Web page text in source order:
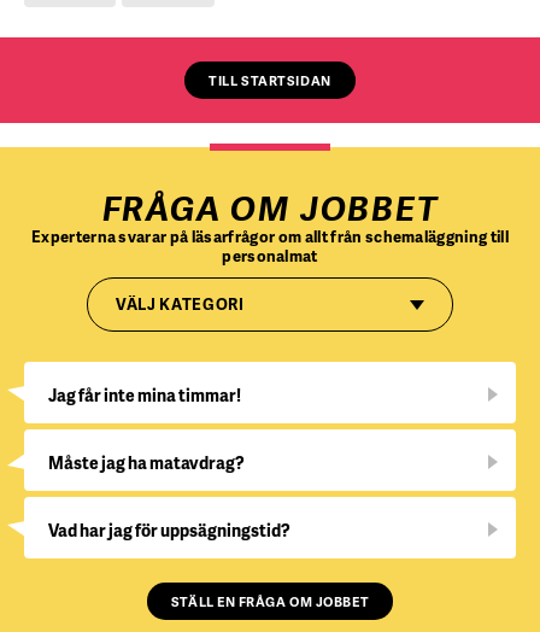
TILL STARTSIDAN
FRÅGA OM JOBBET
Experterna svarar på läsarfrågor om allt från schemaläggning till
personalmat
VÄLJ KATEGORI
Jag får inte mina timmar!
Måste jag ha matavdrag?
Vad har jag för uppsägningstid?
STÄLL EN FRÅGA OM JOBBET